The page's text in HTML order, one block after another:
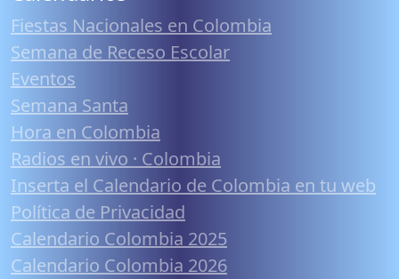
Fiestas Nacionales en Colombia
Semana de Receso Escolar
Eventos
Semana Santa
Hora en Colombia
Radios en vivo · Colombia
Inserta el Calendario de Colombia en tu web
Política de Privacidad
Calendario Colombia 2025
Calendario Colombia 2026